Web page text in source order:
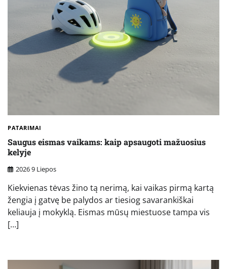
PATARIMAI
Saugus eismas vaikams: kaip apsaugoti mažuosius
kelyje
2026 9 Liepos
Kiekvienas tėvas žino tą nerimą, kai vaikas pirmą kartą
žengia į gatvę be palydos ar tiesiog savarankiškai
keliauja į mokyklą. Eismas mūsų miestuose tampa vis
[…]